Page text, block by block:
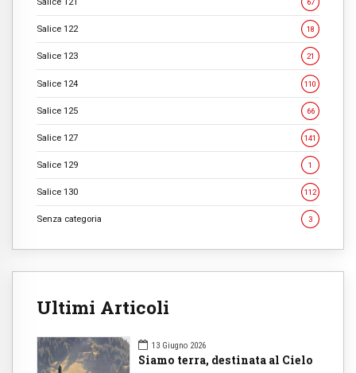
67
Salice 122 18
Salice 123 21
Salice 124 110
Salice 125 66
Salice 127 141
Salice 129 1
Salice 130 112
Senza categoria 3
Ultimi Articoli
13 Giugno 2026
Siamo terra, destinata al Cielo